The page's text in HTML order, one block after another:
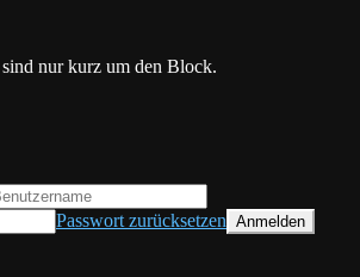
nur kurz um den Block.
Passwort zurücksetzen